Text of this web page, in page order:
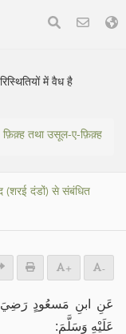
में वैध है
फ़िक़्ह तथा उसूल-ए-फ़िक़्ह
(शरई दंडों) से संबंधित
+ -
عَنِ ابنِ مَسعُودٍ رَضِيَ
عَلَيْهِ وَسَلَّمَ: